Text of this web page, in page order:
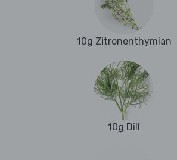
10g Zitronenthymian
10g Dill